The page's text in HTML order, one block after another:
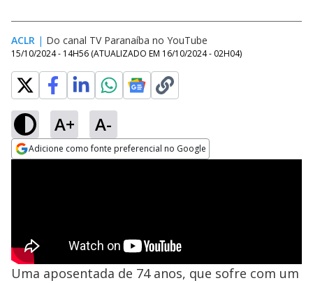
ACLR | Do canal TV Paranaíba no YouTube
15/10/2024 - 14H56 (ATUALIZADO EM 16/10/2024 - 02H04)
A+ A-
Adicione como fonte preferencial no Google
Uma aposentada de 74 anos, que sofre com um